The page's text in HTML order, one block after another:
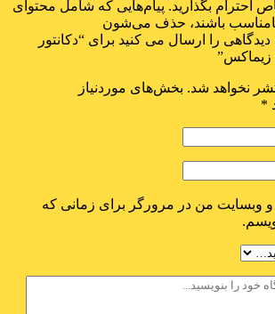
احترام بگذارید. پیام‌هایی که شامل محتوای
نامناسب باشند، حذف می‌شون
را ارسال می کنید برای “دکانتور
نخواهد شد. بخش‌های موردنیاز
*
و وبسایت من در مرورگر برای زمانی که